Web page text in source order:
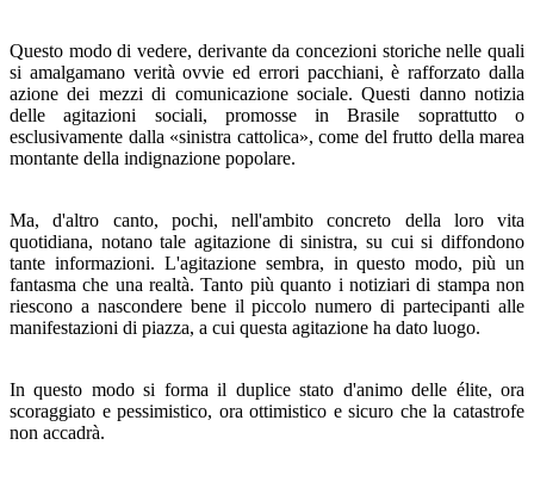
Questo modo di vedere, derivante da concezioni storiche nelle quali
si amalgamano verità ovvie ed errori pacchiani, è rafforzato dalla
azione dei mezzi di comunicazione sociale. Questi danno notizia
delle agitazioni sociali, promosse in Brasile soprattutto o
esclusivamente dalla «sinistra cattoli­ca», come del frutto della marea
montante della indignazio­ne popolare.
Ma, d'altro canto, pochi, nell'ambito concreto della loro vita
quotidiana, notano tale agitazione di sinistra, su cui si diffondono
tante informazioni. L'agitazione sembra, in que­sto modo, più un
fantasma che una realtà. Tanto più quanto i notiziari di stampa non
riescono a nascondere bene il pic­colo numero di partecipanti alle
manifestazioni di piazza, a cui questa agitazione ha dato luogo.
In questo modo si forma il duplice stato d'animo delle élite, ora
scoraggiato e pessimistico, ora ottimistico e sicuro che la catastrofe
non accadrà.